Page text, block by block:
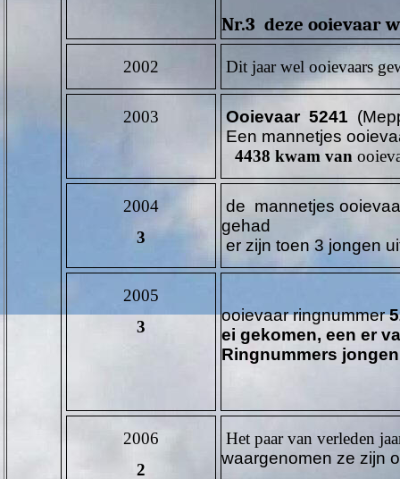
Nr.3 deze ooievaar
2002 Dit jaar wel ooievaars
2003 Ooievaar 5241
Een mannetjes
4438 kwam van
2004
3
de mannetjes
gehad
er zijn toen 3 jongen
2005
3
ooievaar ringnummer
ei gekomen, een er
Ringnummers
2006
2
Het paar van verleden
waargenomen ze zijn